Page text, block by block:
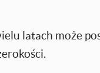
latach może